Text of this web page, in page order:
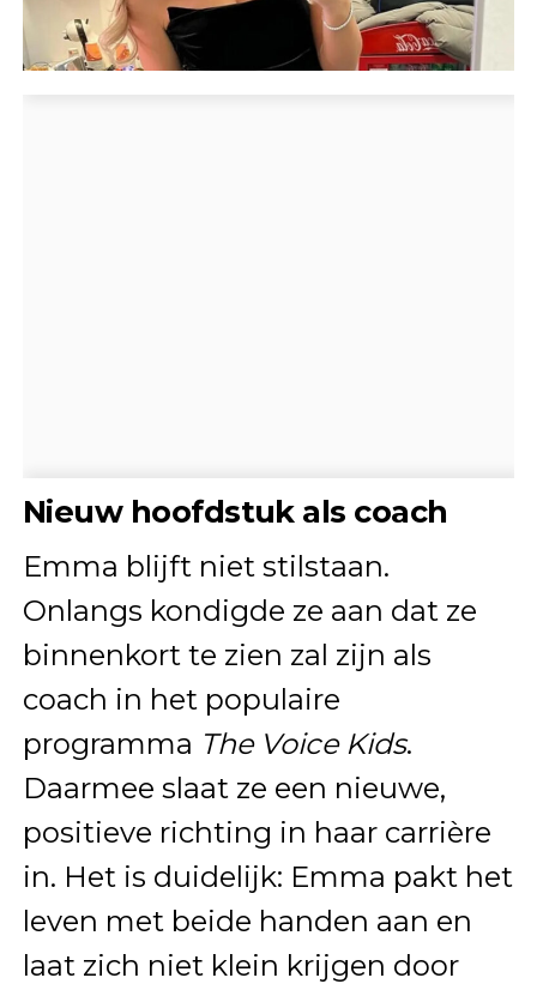
Nieuw hoofdstuk als coach
Emma blijft niet stilstaan.
Onlangs kondigde ze aan dat ze
binnenkort te zien zal zijn als
coach in het populaire
programma The Voice Kids.
Daarmee slaat ze een nieuwe,
positieve richting in haar carrière
in. Het is duidelijk: Emma pakt het
leven met beide handen aan en
laat zich niet klein krijgen door